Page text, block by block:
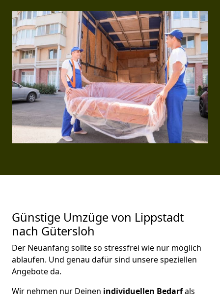
Günstige Umzüge von Lippstadt
nach Gütersloh
Der Neuanfang sollte so stressfrei wie nur möglich
ablaufen. Und genau dafür sind unsere speziellen
Angebote da.
Wir nehmen nur Deinen individuellen Bedarfals